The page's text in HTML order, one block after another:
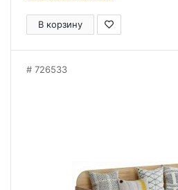
В корзину
726533